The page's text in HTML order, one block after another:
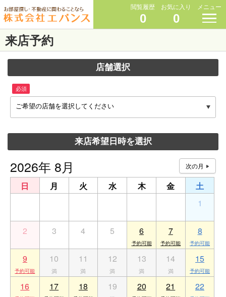
閲覧履歴
0
お気に入り
0
メニュー
来店予約
店舗選択
必須
ご希望の店舗を選択してください
来店希望日時を選択
2026年 8月
日 月 火 水 木 金
土
1
2 3 4 5 6 7 8
9 10 11 12 13 14 15
16 17 18 19 20 21 22